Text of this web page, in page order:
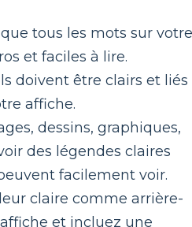
tous les mots sur votre
et faciles à lire.
doivent être clairs et liés
affiche.
dessins, graphiques,
des légendes claires
facilement voir.
claire comme arrière-
et incluez une